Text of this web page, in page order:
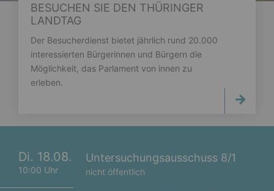
BESUCHEN SIE DEN THÜRINGER
LANDTAG
Der Besucherdienst bietet jährlich rund 20.000
interessierten Bürgerinnen und Bürgern die
Möglichkeit, das Parlament von innen zu
erleben.
Di. 18.08.
10:00 Uhr
Untersuchungsausschuss 8/1
nicht öffentlich